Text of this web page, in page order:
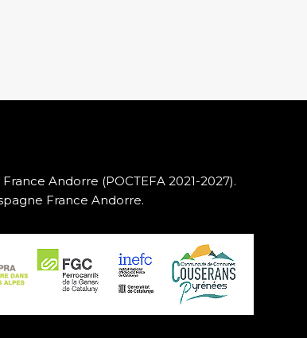
Andorre (POCTEFA 2021-2027).
France Andorre.